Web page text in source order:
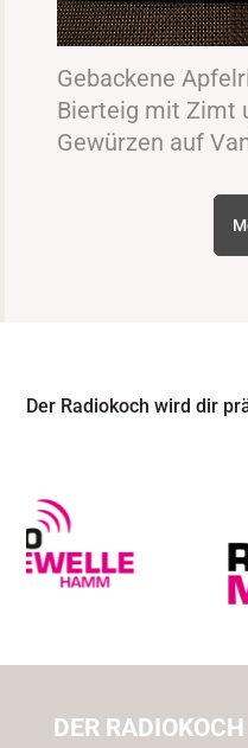
Gebackene
Bierteig mit Zimt
Gewürzen auf
Der Radiokoch wird dir
DER RADIOKOCH